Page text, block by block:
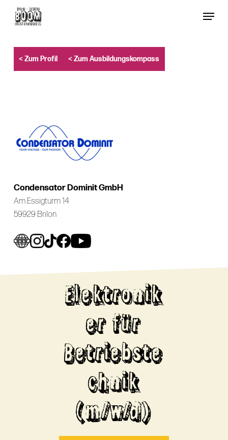
content
Menu
< Zum Profil < Zum Ausbildungskompass
Condensator Dominit GmbH
Am Essigturm 14
59929 Brilon
Elektronik
er für
Betriebste
chnik
(m/w/d)